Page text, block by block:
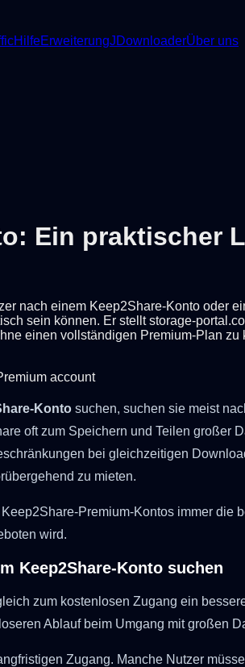
HilfeErweiterungJDownloaderÜber uns
Ein praktischer
nach einem Keep2Share-Konto oder
sein können. Er stellt storage-
einen vollständigen Premium-Plan zu
account
Konto suchen, suchen sie meist
oft zum Speichern und Teilen
bei gleichzeitigen
zu mieten.
Premium-Kontos immer
wird.
Keep2Share-Konto suchen
zum kostenlosen Zugang ein
Ablauf beim Umgang mit großen
Zugang. Manche Nutzer